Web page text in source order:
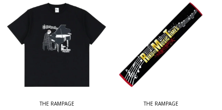
THE RAMPAGE THE RAMPAGE